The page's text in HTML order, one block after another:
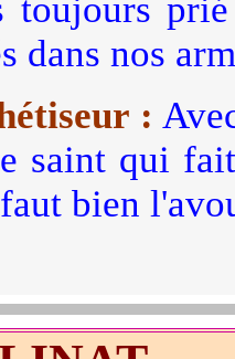
toujours
dans nos
:
saint qui
bien